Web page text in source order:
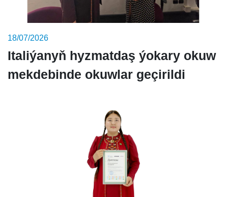
18/07/2026
Italiýanyň hyzmatdaş ýokary okuw
mekdebinde okuwlar geçirildi